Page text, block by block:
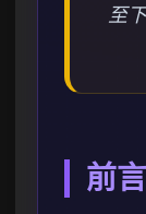
至
前言